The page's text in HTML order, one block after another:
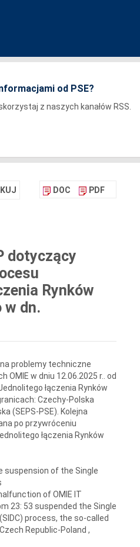
od PSE?
z naszych kanałów RSS.
DOC PDF
dotyczący
Rynków
w dn.
problemy techniczne
w dniu 12.06.2025 r.. od
łączenia Rynków
Czechy-Polska
(SEPS-PSE). Kolejna
po przywróceniu
łączenia Rynków
suspension of the Single
of OMIE IT
23: 53 suspended the Single
process, the so-called
Republic-Poland ,